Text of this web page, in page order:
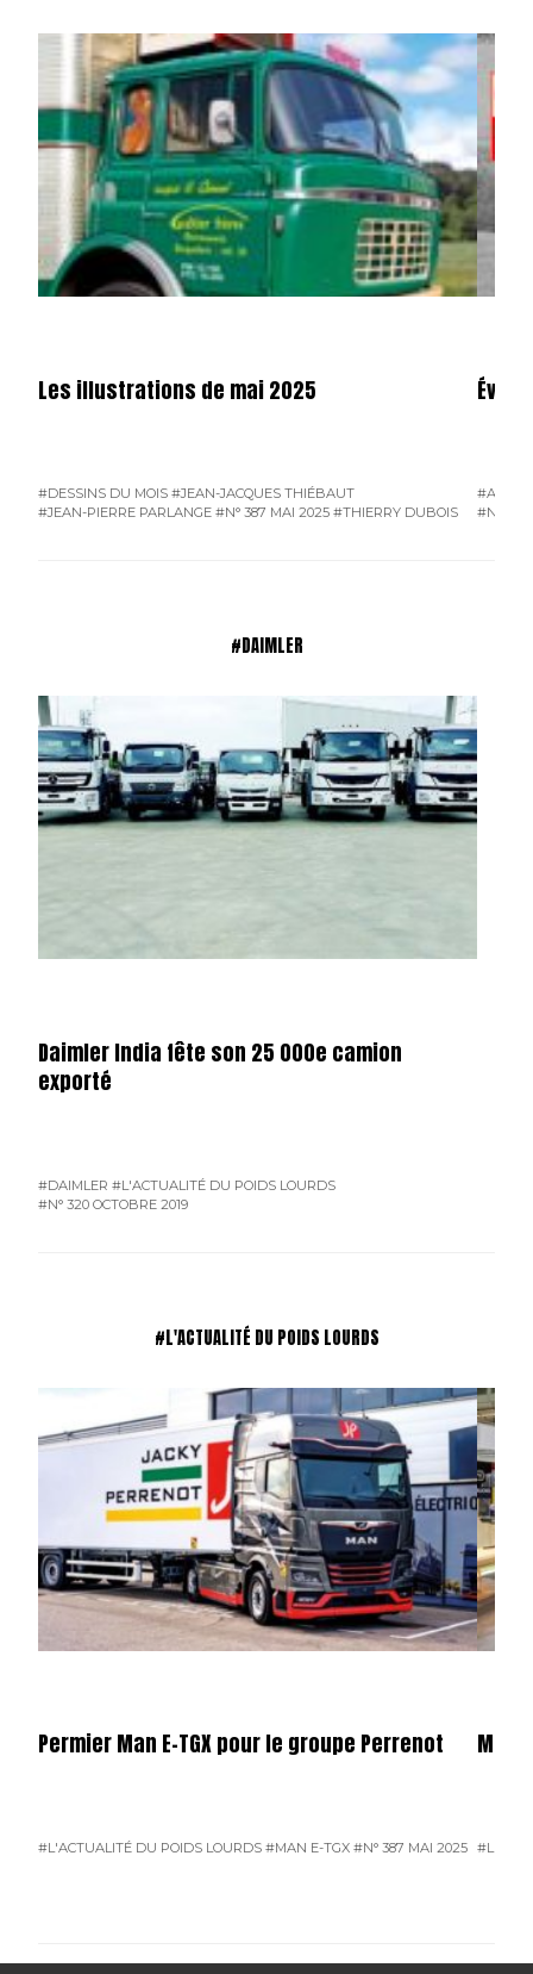
Les illustrations de mai 2025
#DESSINS DU MOIS #JEAN-JACQUES THIÉBAUT
#JEAN-PIERRE PARLANGE #N° 387 MAI 2025 #THIERRY DUBOIS
#N° 387
#DAIMLER
Daimler India fête son 25 000e camion
exporté
#DAIMLER #L'ACTUALITÉ DU POIDS LOURDS
#N° 320 OCTOBRE 2019
#L'ACTUALITÉ DU POIDS LOURDS
Permier Man E-TGX pour le groupe Perrenot
#L'ACTUALITÉ DU POIDS LOURDS #MAN E-TGX #N° 387 MAI 2025